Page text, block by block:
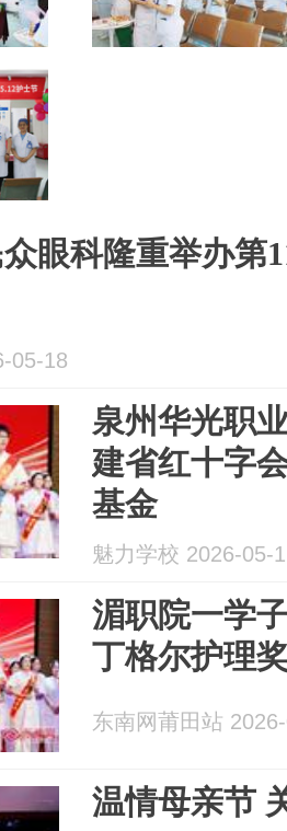
眼科隆重举办第
05-18
泉州华光职
建省红十字
基金
魅力学校 2026-05-
湄职院一学
丁格尔护理
东南网莆田站
温情母亲节